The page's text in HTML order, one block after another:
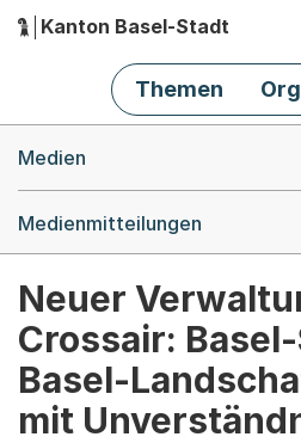
Hauptnavigation
Kanton Basel-Stadt
Themen
Medien
Medienmitteilungen
Neuer
Crossair:
Basel-
mit